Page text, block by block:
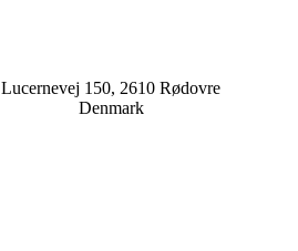
Lucernevej 150, 2610 Rødovre
Denmark